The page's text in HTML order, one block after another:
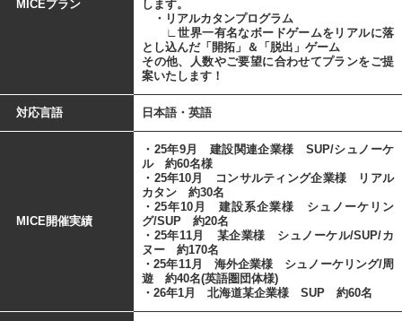
MICEプラン
します。
・リアルカタンプログラム
∟世界一有名なボードゲームをリアルに落
とし込んだ「開拓」＆「脱出」ゲーム
その他、人数やご要望に合わせてプランをご提
案いたします！
対応言語 日本語・英語
MICE開催実績
・25年9月 建設関連企業様 SUP/シュノーケ
ル 約60名様
・25年10月 コンサルティング企業様 リアル
カタン 約30名
・25年10月 建設系企業様 シュノーケリン
グ/SUP 約20名
・25年11月 某企業様 シュノーケル/SUP/カ
ヌー 約170名
・25年11月 海外企業様 シュノーケリング/周
遊 約40名(英語圏団体様)
・26年1月 北海道某企業様 SUP 約60名